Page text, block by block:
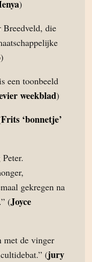
)
Breedveld, die
)
een toonbeeld
weekblad)
Frits ‘bonnetje’
gekregen na
(Joyce
met de vinger
(jury